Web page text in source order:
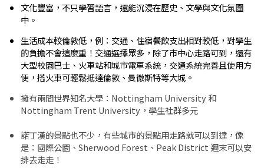
文化豐富，不只學習語言，還能沉浸在歷史、文學與文化氛圍
中。
生活成本較倫敦低，例：交通、住宿餐飲支出相對較低，對學生
的負擔不會這麼重！交通選擇眾多，除了市中心走路可到，還有
大型校園巴士、火車站和城市電車系統，交通系統完善且使用方
便，搭火車可輕鬆抵達倫敦、曼徹斯特等大城。
擁有兩間世界知名大學：Nottingham University 和
Nottingham Trent University，學生社群多元
諾丁漢的景點也不少，有些城市的景點用走路就可以到達，像
是：國際公園、Sherwood Forest、Peak District 週末可以安
排去走走！